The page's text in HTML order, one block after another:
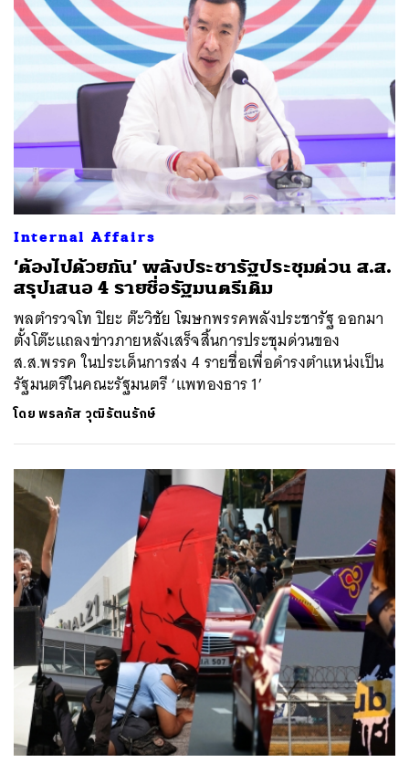
Internal Affairs
‘ต้องไปด้วยกัน’ พลังประชารัฐประชุมด่วน ส.ส.
สรุปเสนอ 4 รายชื่อรัฐมนตรีเดิม
พลตำรวจโท ปิยะ ต๊ะวิชัย โฆษกพรรคพลังประชารัฐ ออกมา
ตั้งโต๊ะแถลงข่าวภายหลังเสร็จสิ้นการประชุมด่วนของ
ส.ส.พรรค ในประเด็นการส่ง 4 รายชื่อเพื่อดำรงตำแหน่งเป็น
รัฐมนตรีในคณะรัฐมนตรี ‘แพทองธาร 1’
โดยพรลภัส วุฒิรัตนรักษ์
ค้นหา
SHARE TWEET